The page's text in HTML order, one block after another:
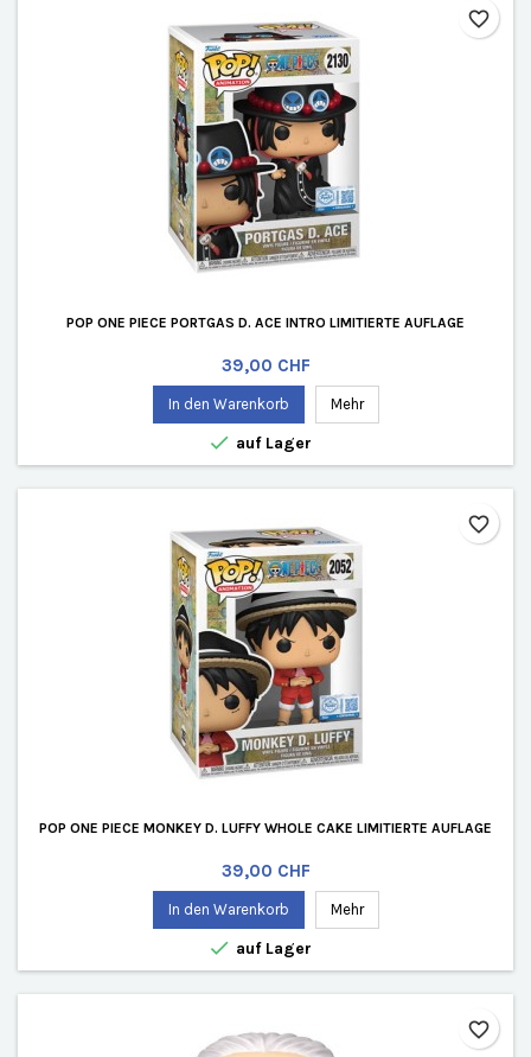
POP ONE PIECE PORTGAS D. ACE INTRO LIMITIERTE AUFLAGE
Preis
39,00 CHF
In den Warenkorb Mehr
 auf Lager
favorite_border
POP ONE PIECE MONKEY D. LUFFY WHOLE CAKE LIMITIERTE AUFLAGE
Preis
39,00 CHF
In den Warenkorb Mehr
 auf Lager
favorite_border
favorite_border